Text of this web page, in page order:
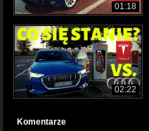
01:18
02:22
Komentarze